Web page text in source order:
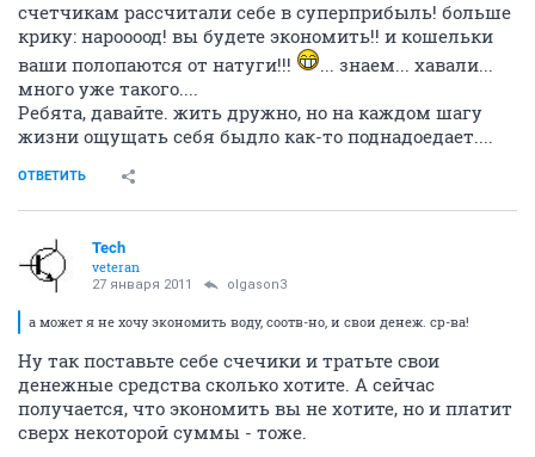
счетчикам рассчитали себе в суперприбыль! больше
крику: нароооод! вы будете экономить!! и кошельки
ваши полопаются от натуги!!!
... знаем... хавали...
много уже такого....
Ребята, давайте. жить дружно, но на каждом шагу
жизни ощущать себя быдло как-то поднадоедает....
ОТВЕТИТЬ
Tech
veteran
27 января 2011 olgason3
а может я не хочу экономить воду, соотв-но, и свои денеж. ср-ва!
Ну так поставьте себе счечики и тратьте свои
денежные средства сколько хотите. А сейчас
получается, что экономить вы не хотите, но и платит
сверх некоторой суммы - тоже.